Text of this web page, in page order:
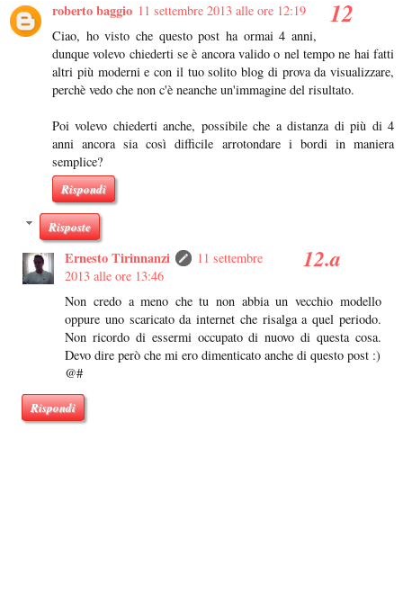
roberto baggio 11 settembre 2013 alle ore 12:19
Ciao, ho visto che questo post ha ormai 4 anni,
dunque volevo chiederti se è ancora valido o nel tempo ne hai fatti
altri più moderni e con il tuo solito blog di prova da visualizzare,
perchè vedo che non c'è neanche un'immagine del risultato.
Poi volevo chiederti anche, possibile che a distanza di più di 4
anni ancora sia così difficile arrotondare i bordi in maniera
semplice?
Rispondi
Risposte
Ernesto Tirinnanzi
11 settembre
2013 alle ore 13:46
Non credo a meno che tu non abbia un vecchio modello
oppure uno scaricato da internet che risalga a quel periodo.
Non ricordo di essermi occupato di nuovo di questa cosa.
Devo dire però che mi ero dimenticato anche di questo post :)
@#
Rispondi